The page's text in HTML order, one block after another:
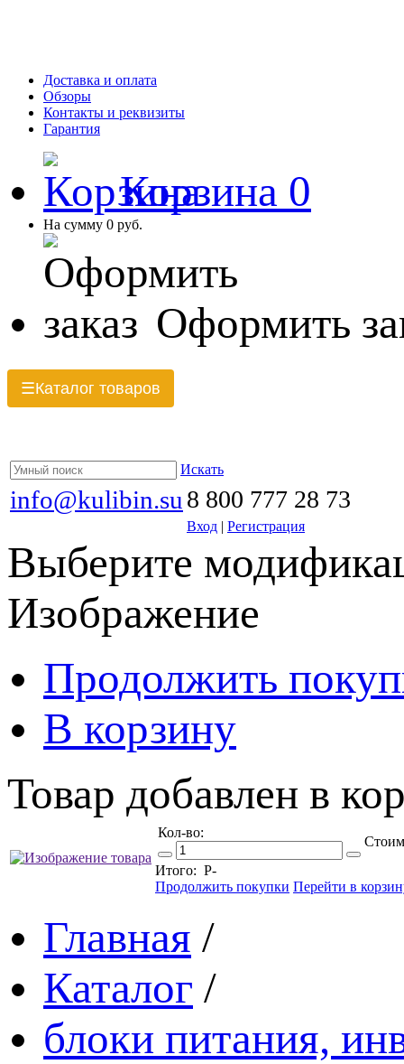
Доставка и оплата
Обзоры
Контакты и реквизиты
Гарантия
Корзина 0
На сумму 0 руб.
Оформить
☰Каталог товаров
Искать
info@kulibin.su 8 800 777 28 73
Вход | Регистрация
Выберите
Изображение
Продолжить
В корзину
Товар добавлен в
Кол-во:
Итого: Р-
Продолжить покупки Перейти в
Главная /
Каталог /
блоки питания,